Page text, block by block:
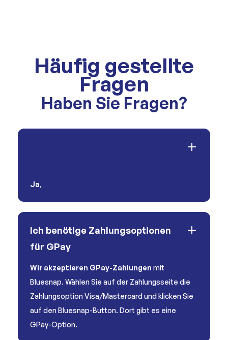
Häufig gestellte
Fragen
Haben Sie Fragen?
Ja,
Ich benötige Zahlungsoptionen
für GPay
Wir akzeptieren GPay-Zahlungen mit
Bluesnap. Wählen Sie auf der Zahlungsseite die
Zahlungsoption Visa/Mastercard und klicken Sie
auf den Bluesnap-Button. Dort gibt es eine
GPay-Option.